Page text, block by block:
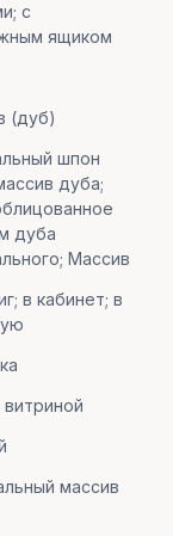
с
ящиком
(дуб)
шпон
дуба;
дуба
Массив
в кабинет; в
массив